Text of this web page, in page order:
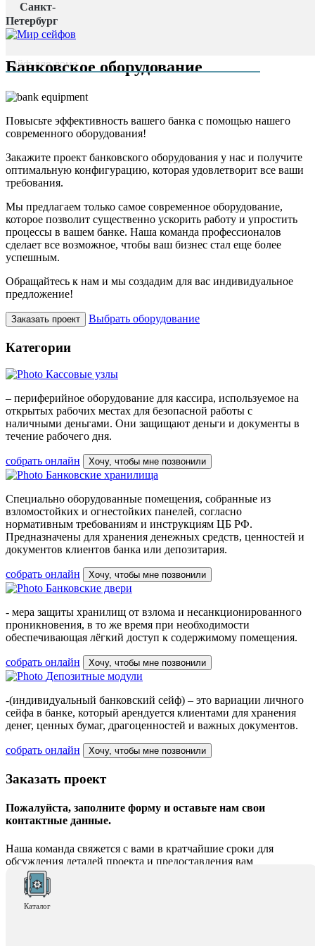
Санкт-
Петербург
Каталог
Главная страница
Банковское оборудование
наверх
Банковское оборудование
Повысьте эффективность вашего банка с помощью нашего
современного оборудования!
Закажите проект банковского оборудования у нас и получите
оптимальную конфигурацию, которая удовлетворит все ваши
требования.
Мы предлагаем только самое современное оборудование,
которое позволит существенно ускорить работу и упростить
процессы в вашем банке. Наша команда профессионалов
сделает все возможное, чтобы ваш бизнес стал еще более
успешным.
Обращайтесь к нам и мы создадим для вас индивидуальное
предложение!
Заказать проект Выбрать оборудование
Категории
Кассовые узлы
– периферийное оборудование для кассира, используемое на
открытых рабочих местах для безопасной работы с
наличными деньгами. Они защищают деньги и документы в
течение рабочего дня.
собрать онлайн Хочу, чтобы мне позвонили
Банковские хранилища
Специально оборудованные помещения, собранные из
взломостойких и огнестойких панелей, согласно
нормативным требованиям и инструкциям ЦБ РФ.
Предназначены для хранения денежных средств, ценностей и
документов клиентов банка или депозитария.
собрать онлайн Хочу, чтобы мне позвонили
Банковские двери
- мера защиты хранилищ от взлома и несанкционированного
проникновения, в то же время при необходимости
обеспечивающая лёгкий доступ к содержимому помещения.
собрать онлайн Хочу, чтобы мне позвонили
Депозитные модули
-(индивидуальный банковский сейф) – это вариации личного
сейфа в банке, который арендуется клиентами для хранения
денег, ценных бумаг, драгоценностей и важных документов.
собрать онлайн Хочу, чтобы мне позвонили
Заказать проект
Пожалуйста, заполните форму и оставьте нам свои
контактные данные.
Наша команда свяжется с вами в кратчайшие сроки для
обсуждения деталей проекта и предоставления вам
дополнительной информации.